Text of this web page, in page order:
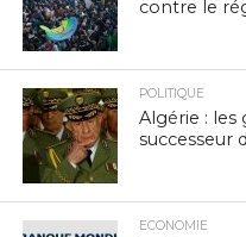
contre le
POLITIQUE
Algérie :
successeur
ECONOMIE